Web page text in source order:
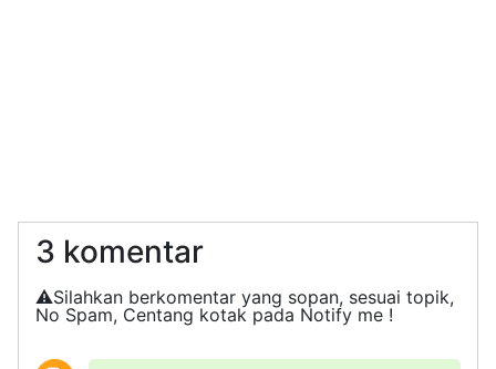
3 komentar
⚠️Silahkan berkomentar yang sopan, sesuai topik,
No Spam, Centang kotak pada Notify me !